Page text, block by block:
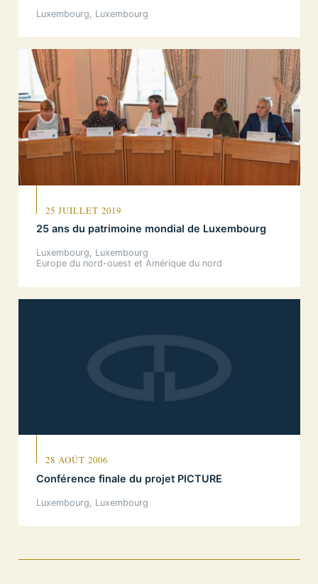
Luxembourg, Luxembourg
25 JUILLET 2019
25 ans du patrimoine mondial de Luxembourg
Luxembourg, Luxembourg
Europe du nord-ouest et Amérique du nord
28 AOÛT 2006
Conférence finale du projet PICTURE
Luxembourg, Luxembourg